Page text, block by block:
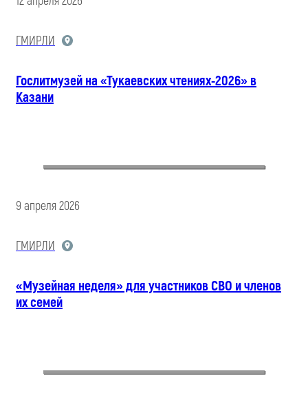
ГМИРЛИ
Гослитмузей на «Тукаевских чтениях-2026» в
Казани
9 апреля 2026
ГМИРЛИ
«Музейная неделя» для участников СВО и членов
их семей